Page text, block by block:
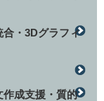
・3Dグラフィ
作成支援・質的